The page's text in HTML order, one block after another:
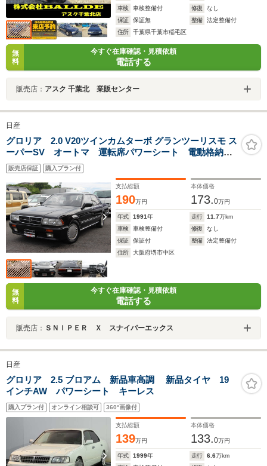
車検
車検整備付 修復
なし
保証
保証無 整備
法定整備付
住所
千葉県千葉市稲毛区
無
料
今すぐ在庫確認・見積依頼
電話する
販売店： アスク 千葉北 業販センター
日産
グロリア 2.0 V20ツインカムターボ グランツーリスモ ス
ーパーSV オートマ 運転席パワーシート 電動格納ミ
ラー オートライト フォグランプ エアコン ケンウ
ッドカセットオーディオ パワーステアリング エアコ
ン パワ-ウィンドウ 純正ホイール 純正フロアマット
販売店保証 購入プラン付
支払総額
190万円
本体価格
173.0万円
年式 1991年 走行 11.7万km
車検
車検整備付 修復
なし
保証
保証付 整備
法定整備付
住所
大阪府堺市中区
無
料
今すぐ在庫確認・見積依頼
電話する
販売店： ＳＮＩＰＥＲ Ｘ スナイパーエックス
日産
グロリア 2.5 ブロアム 新品車高調 新品タイヤ 19
インチAW パワーシート キーレス
購入プラン付 オンライン相談可 360°画像付
支払総額
139万円
本体価格
133.0万円
年式 1999年 走行 6.6万km